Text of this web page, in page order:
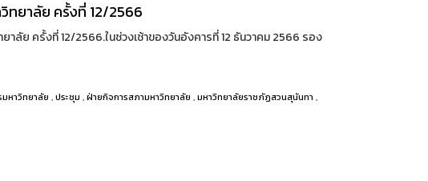
ทยาลัย ครั้งที่ 12/2566
าลัย ครั้งที่ 12/2566.ในช่วงเช้าของวันอังคารที่ 12 ธันวาคม 2566 รอง
หาวิทยาลัย ,ประชุม ,ฝ่ายกิจการสภามหาวิทยาลัย ,มหาวิทยาลัยราชภัฏสวนสุนันทา ,